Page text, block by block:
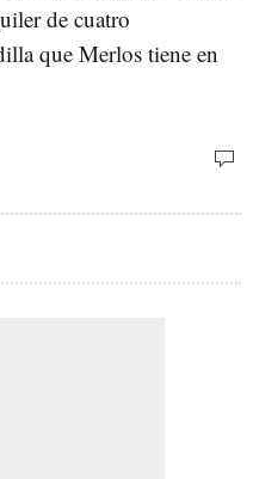
de cuatro
que Merlos tiene en